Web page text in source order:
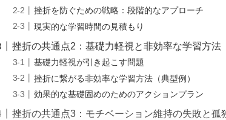
挫折を防ぐための戦略：段階的なアプローチ
現実的な学習時間の見積もり
挫折の共通点2：基礎力軽視と非効率な学習方法
基礎力軽視が引き起こす問題
挫折に繋がる非効率な学習方法（典型例）
効果的な基礎固めのためのアクションプラン
挫折の共通点3：モチベーション維持の失敗と孤